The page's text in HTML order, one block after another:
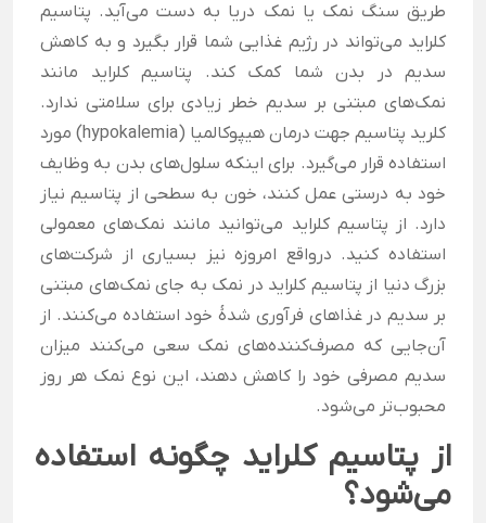
طریق سنگ‌ نمک یا نمک‌ دریا به دست می‌آید. پتاسیم‌
کلراید می‌تواند در رژیم غذایی شما قرار بگیرد و به کاهش
سدیم در بدن شما کمک کند. پتاسیم کلراید مانند
نمک‌های مبتنی بر سدیم خطر زیادی برای سلامتی ندارد.
کلرید پتاسیم جهت درمان هیپوکالمیا (hypokalemia) مورد
استفاده قرار می‌گیرد. برای اینکه سلول‌های بدن به وظایف
خود به درستی عمل کنند، خون به سطحی از پتاسیم نیاز
دارد. از پتاسیم کلراید می‌توانید مانند نمک‌های معمولی
استفاده کنید. درواقع امروزه نیز بسیاری از شرکت‌های
بزرگ دنیا از پتاسیم کلراید در نمک به جای نمک‌های مبتنی
بر سدیم در غذاهای فرآوری شدۀ خود استفاده می‌کنند. از
آن‌جایی که مصرف‌کننده‌های نمک سعی می‌کنند میزان
سدیم مصرفی خود را کاهش دهند، این نوع نمک هر روز
محبوب‌تر می‌شود.
از پتاسیم کلراید چگونه استفاده
می‌شود؟